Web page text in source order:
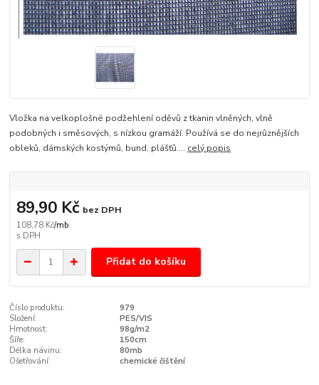
Vložka na velkoplošné podžehlení oděvů z tkanin vlněných, vlně
podobných i směsových, s nízkou gramáží. Používá se do nejrůznějších
obleků, dámských kostýmů, bund, plášťů.... celý popis
108,78 Kč/mb
89,90 Kč bez DPH
Přidat do košíku
Číslo produktu:
979
Složení:
PES/VIS
Hmotnost:
98g/m2
Šíře:
150cm
Délka návinu:
80mb
Ošetřování:
chemické čištění